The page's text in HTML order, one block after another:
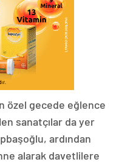
özel gecede eğlence
sanatçılar da yer
ardından
alarak davetlilere